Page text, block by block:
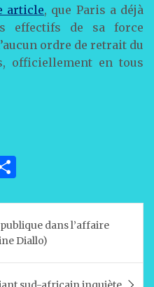
article, que Paris a déjà
effectifs de sa force
ordre de retrait du
officiellement en tous
ta
g
er
dans l’affaire
Diallo)